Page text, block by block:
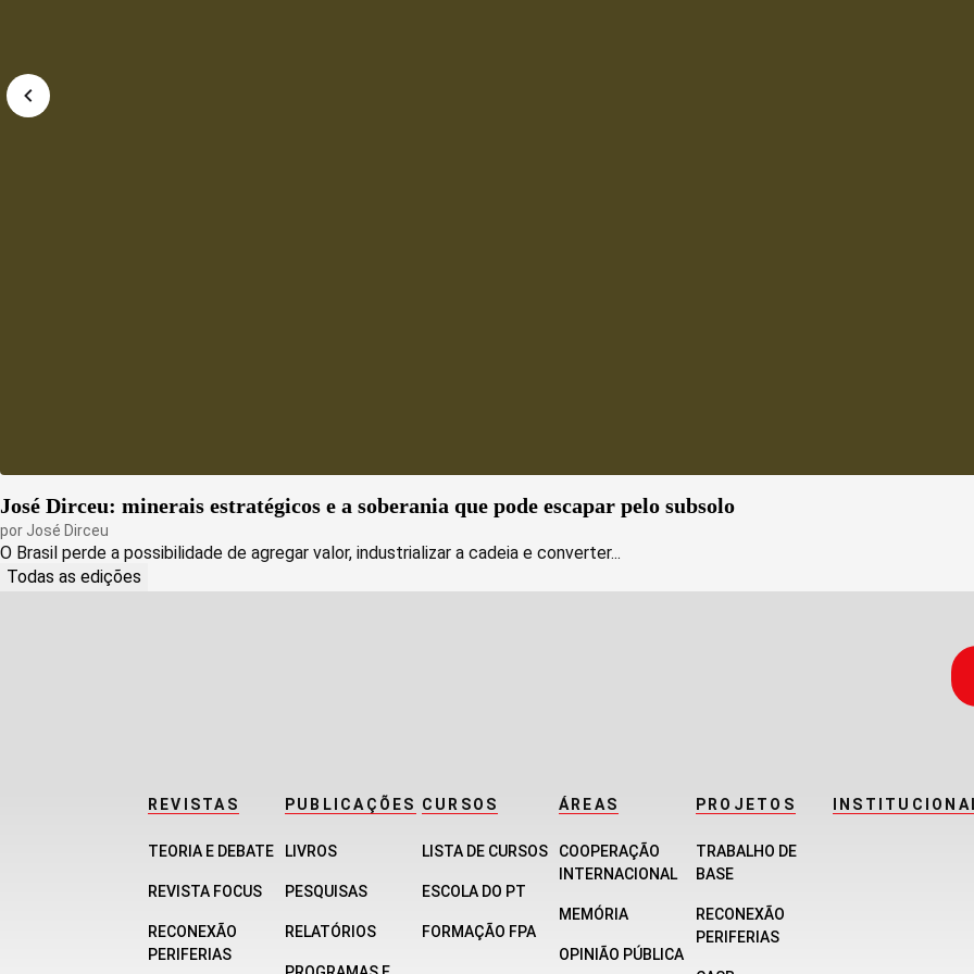
José Dirceu: minerais estratégicos e a soberania que pode escapar pelo subsolo
por José Dirceu
O Brasil perde a possibilidade de agregar valor, industrializar a cadeia e converter...
Todas as edições
REVISTAS
TEORIA E DEBATE
REVISTA FOCUS
RECONEXÃO
PERIFERIAS
PUBLICAÇÕES
LIVROS
PESQUISAS
RELATÓRIOS
CURSOS
LISTA DE CURSOS
ESCOLA DO PT
FORMAÇÃO FPA
ÁREAS
COOPERAÇÃO
INTERNACIONAL
MEMÓRIA
OPINIÃO PÚBLICA
PROJETOS
TRABALHO DE
BASE
RECONEXÃO
PERIFERIAS